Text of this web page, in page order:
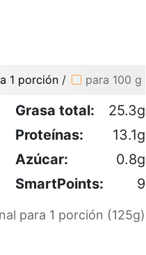
1 porción / para 100 g
Grasa total:
25.3g
Proteínas:
13.1g
Azúcar:
0.8g
SmartPoints: 9
para 1 porción (125g)